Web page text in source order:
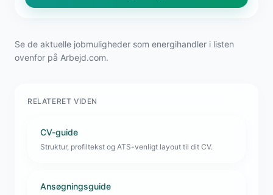
Se de aktuelle jobmuligheder som energihandler i listen
ovenfor på Arbejd.com.
RELATERET VIDEN
CV-guide
Struktur, profiltekst og ATS-venligt layout til dit CV.
Ansøgningsguide